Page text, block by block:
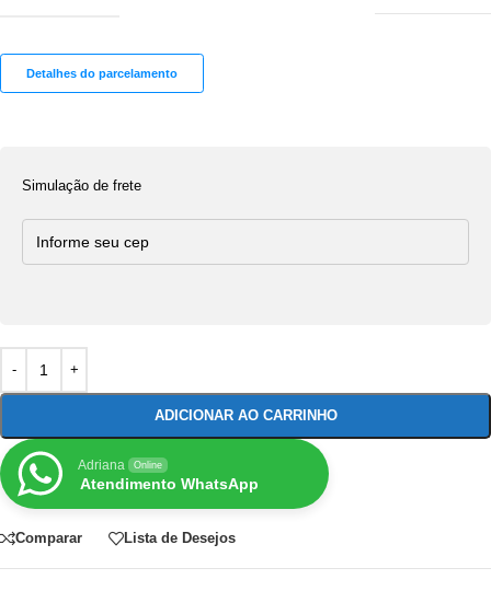
Detalhes do parcelamento
Simulação de frete
ADICIONAR AO CARRINHO
Adriana Online
Atendimento WhatsApp
Comparar Lista de Desejos